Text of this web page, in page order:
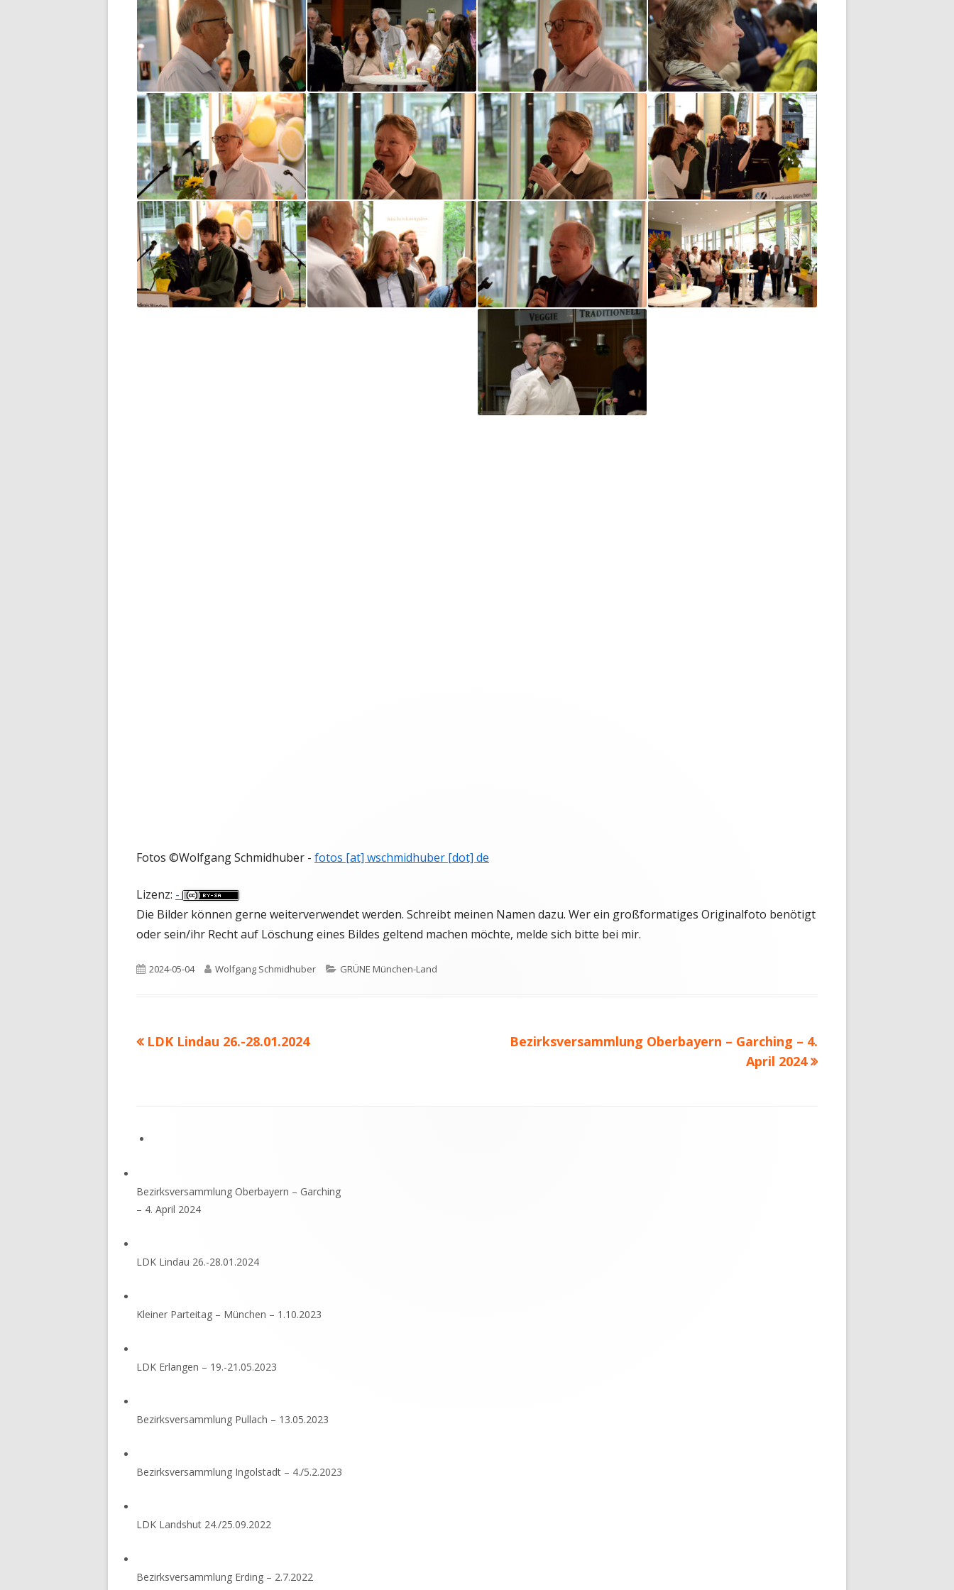
Fotos ©Wolfgang Schmidhuber - fotos [at] wschmidhuber [dot] de
Lizenz: -
Die Bilder können gerne weiterverwendet werden. Schreibt meinen Namen dazu. Wer ein großformatiges Originalfoto benötigt
oder sein/ihr Recht auf Löschung eines Bildes geltend machen möchte, melde sich bitte bei mir.
Veröffentlicht
2024-05-04 Autor
Wolfgang Schmidhuber Kategorien
GRÜNE München-Land
Beitrags-
Vorheriger
LDK Lindau 26.-28.01.2024
Nächster
Bezirksversammlung Oberbayern – Garching – 4.
April 2024
Inhalt
Bezirksversammlung Oberbayern – Garching
– 4. April 2024
LDK Lindau 26.-28.01.2024
Kleiner Parteitag – München – 1.10.2023
LDK Erlangen – 19.-21.05.2023
Bezirksversammlung Pullach – 13.05.2023
Bezirksversammlung Ingolstadt – 4./5.2.2023
LDK Landshut 24./25.09.2022
Bezirksversammlung Erding – 2.7.2022